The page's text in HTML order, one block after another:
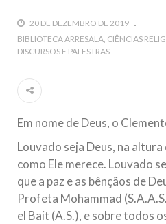
5 DE NOVEMBRO DE 2013
Ano Novo Islâmico e
Islâmico no Brasil parabeniza a
no ano novo muçulmano de
todos os irmãos e irmãs um novo
10 DE NOVEMBRO DE 2013
Falecimento do Imam
(A.S.)
Em nome de Deus, o Clemente,
muçulmanos, o Imam Ali Ibn Al-
(A.S.), conhecido por “Zein Al-
20 DE DEZEMBRO DE 2019
BIBLIOTECA ARRESALA CIÊNCIAS
DISCURSOS E PALESTRAS
Em nome de Deus, o
Louvado seja Deus, na
como Ele merece. Louvado
que a paz e as bênçãos de
Profeta Mohammad
el Bait (A.S.), e sobre todos